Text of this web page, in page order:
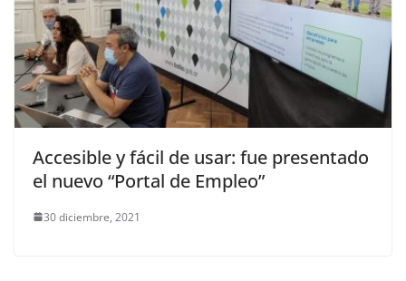
Accesible y fácil de usar: fue presentado
el nuevo “Portal de Empleo”
30 diciembre, 2021